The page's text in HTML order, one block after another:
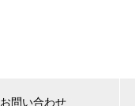
お問い合わせ